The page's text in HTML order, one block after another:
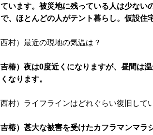
ています。被災地に残っている人は少ない
で、ほとんどの人がテント暮らし。仮設住
西村）最近の現地の気温は？
吉椿）夜は0度近くになりますが、昼間は
くなります。
西村）ライフラインはどれぐらい復旧して
吉椿）甚大な被害を受けたカフラマンマラ